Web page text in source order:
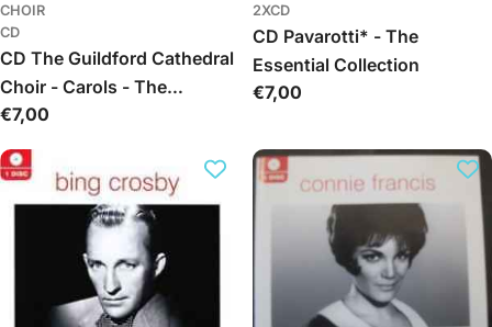
CHOIR
CD
CD The Guildford Cathedral
Choir - Carols - The
Christmas Collection
Обычная
€7,00
2XCD
CD Pavarotti* - The
Essential Collection
Обычная
€7,00